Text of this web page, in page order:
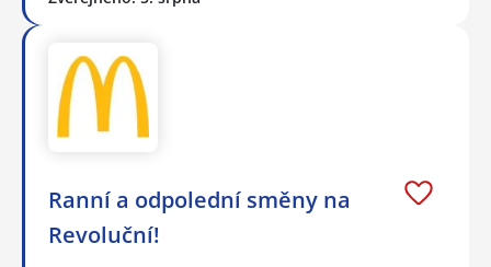
Ranní a odpolední směny na
Revoluční!